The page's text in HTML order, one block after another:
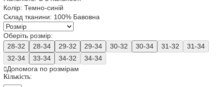
Колір:Темно-синій
Склад тканини: 100% Бавовна
Оберіть розмір:
28-32
28-34 29-32 29-34 30-32 30-34 31-32
31-34
32-34
33-34 34-32
34-34
Допомога по розмірам
Кількість: